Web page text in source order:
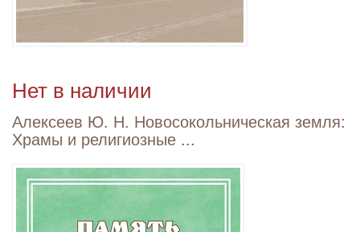
Нет в наличии
Алексеев Ю. Н. Новосокольническая земля:
Храмы и религиозные ...